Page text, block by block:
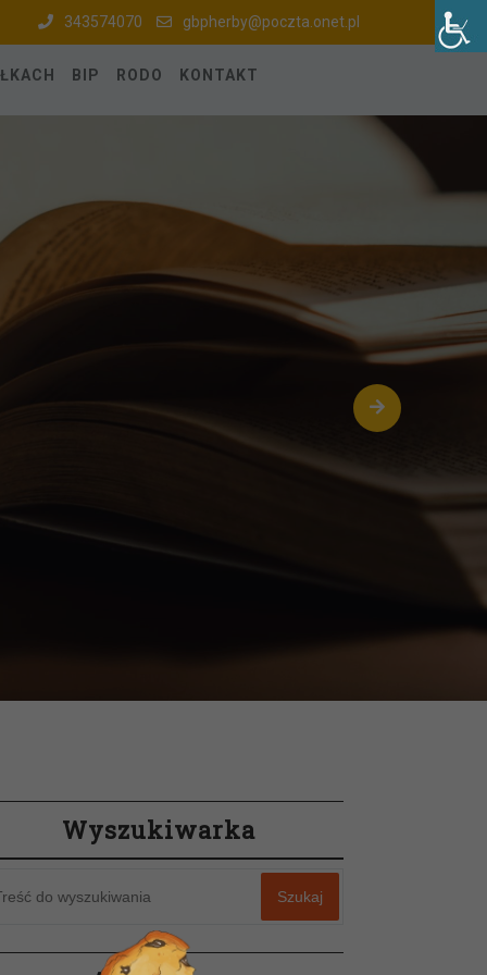
343574070 gbpherby@poczta.onet.pl
BIP RODO KONTAKT
Wyszukiwarka
Szukaj